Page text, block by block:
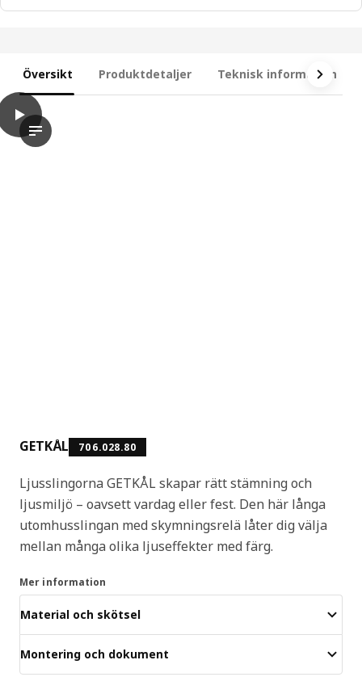
Översikt Produktdetaljer Teknisk information
GETKÅL 706.028.80
Ljusslingorna GETKÅL skapar rätt stämning och
ljusmiljö – oavsett vardag eller fest. Den här långa
utomhusslingan med skymningsrelä låter dig välja
mellan många olika ljuseffekter med färg.
Mer information
Material och skötsel
Montering och dokument
play
I den här videon kan du se en person som håller upp en
GETKÅL LED ljusslinga, justerbar färg utomhus, 35.7 m